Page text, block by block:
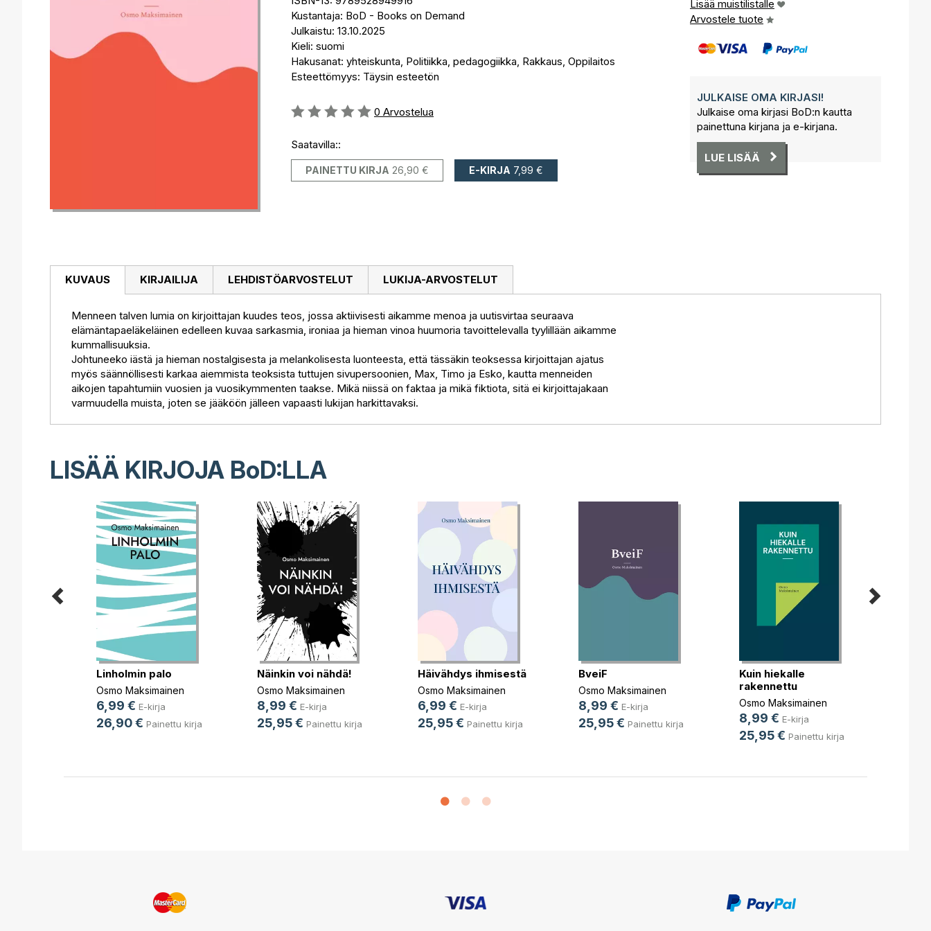
Kustantaja: BoD - Books on Demand
Julkaistu: 13.10.2025
Kieli: suomi
Hakusanat: yhteiskunta, Politiikka, pedagogiikka, Rakkaus, Oppilaitos
Esteettömyys: Täysin esteetön
Arvostelu::
0 Arvostelua
Saatavilla::
PAINETTU KIRJA 26,90 € E-KIRJA 7,99 €
Lisää muistilistalle
Arvostele tuote
JULKAISE OMA KIRJASI!
Julkaise oma kirjasi BoD:n kautta
painettuna kirjana ja e-kirjana.
LUE LISÄÄ
KUVAUS
Menneen talven lumia on kirjoittajan kuudes teos, jossa aktiivisesti aikamme menoa ja uutisvirtaa seuraava
elämäntapaeläkeläinen edelleen kuvaa sarkasmia, ironiaa ja hieman vinoa huumoria tavoittelevalla tyylillään aikamme
kummallisuuksia.
Johtuneeko iästä ja hieman nostalgisesta ja melankolisesta luonteesta, että tässäkin teoksessa kirjoittajan ajatus
myös säännöllisesti karkaa aiemmista teoksista tuttujen sivupersoonien, Max, Timo ja Esko, kautta menneiden
aikojen tapahtumiin vuosien ja vuosikymmenten taakse. Mikä niissä on faktaa ja mikä fiktiota, sitä ei kirjoittajakaan
varmuudella muista, joten se jääköön jälleen vapaasti lukijan harkittavaksi.
KIRJAILIJA LEHDISTÖARVOSTELUT LUKIJA-ARVOSTELUT
LISÄÄ KIRJOJA BoD:LLA
Linholmin palo
Osmo Maksimainen
6,99 € E-kirja
26,90 € Painettu kirja
Näinkin voi nähdä!
Osmo Maksimainen
8,99 € E-kirja
25,95 € Painettu kirja
Häivähdys ihmisestä
Osmo Maksimainen
6,99 € E-kirja
25,95 € Painettu kirja
BveiF
Osmo Maksimainen
8,99 € E-kirja
25,95 € Painettu kirja
Kuin hiekalle
rakennettu
Osmo Maksimainen
8,99 € E-kirja
25,95 € Painettu kirja